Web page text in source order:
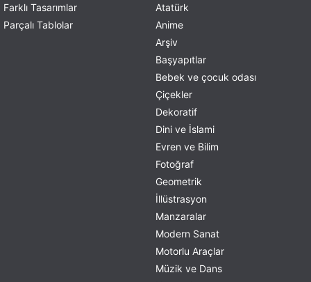
Farklı Tasarımlar
Parçalı Tablolar
Atatürk
Anime
Arşiv
Başyapıtlar
Bebek ve çocuk odası
Çiçekler
Dekoratif
Dini ve İslami
Evren ve Bilim
Fotoğraf
Geometrik
İllüstrasyon
Manzaralar
Modern Sanat
Motorlu Araçlar
Müzik ve Dans